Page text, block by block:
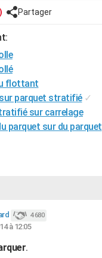
Partager
flottant
parquet stratifié ✓
sur carrelage
parquet sur du parquet
4 680
à 12:05
.